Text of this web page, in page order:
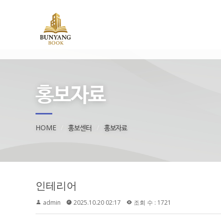
홍보자료
HOME 홍보센터 홍보자료
인테리어
admin 2025.10.20 02:17 조회 수 : 1721